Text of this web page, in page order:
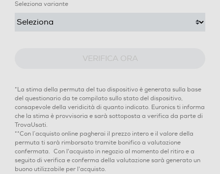
Seleziona variante
VERIFICA ORA
*La stima della permuta del tuo dispositivo è generata sulla base
del questionario da te compilato sullo stato del dispositivo,
consapevole della veridicità di quanto indicato. Euronics ti informa
che la stima è provvisoria e sarà sottoposta a verifica da parte di
TrovaUsati.
**Con l’acquisto online pagherai il prezzo intero e il valore della
permuta ti sarà rimborsato tramite bonifico a valutazione
confermata. Con l'acquisto in negozio al momento del ritiro e a
seguito di verifica e conferma della valutazione sarà generato un
buono utilizzabile per l'acquisto.